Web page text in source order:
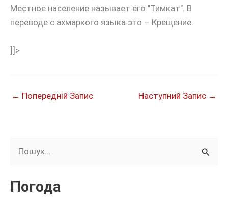
Местное население называет его "Тимкат". В
переводе с ахмаркого языка это – Крещение.
]]>
← Попередній Запис Наступний Запис →
к
Погода